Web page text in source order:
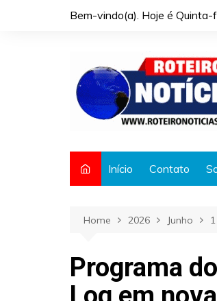
Bem-vindo(a). Hoje é Quinta-
Início Contato
Home 2026 Junho 1
Programa